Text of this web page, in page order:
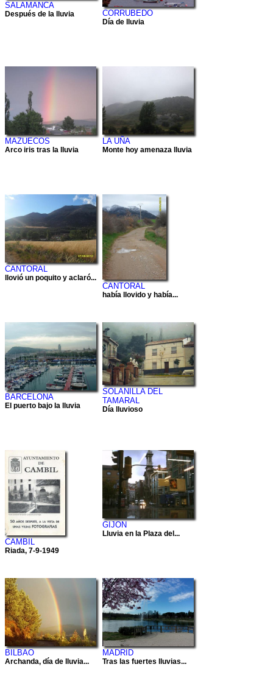
SALAMANCA
Después de la lluvia CORRUBEDO
Día de lluvia
MAZUECOS
Arco iris tras la lluvia
LA UÑA
Monte hoy amenaza lluvia
CANTORAL
llovió un poquito y aclaró...
CANTORAL
había llovido y había...
BARCELONA
El puerto bajo la lluvia
SOLANILLA DEL
TAMARAL
Día lluvioso
CAMBIL
Riada, 7-9-1949
GIJON
Lluvia en la Plaza del...
BILBAO
Archanda, día de lluvia...
MADRID
Tras las fuertes lluvias...